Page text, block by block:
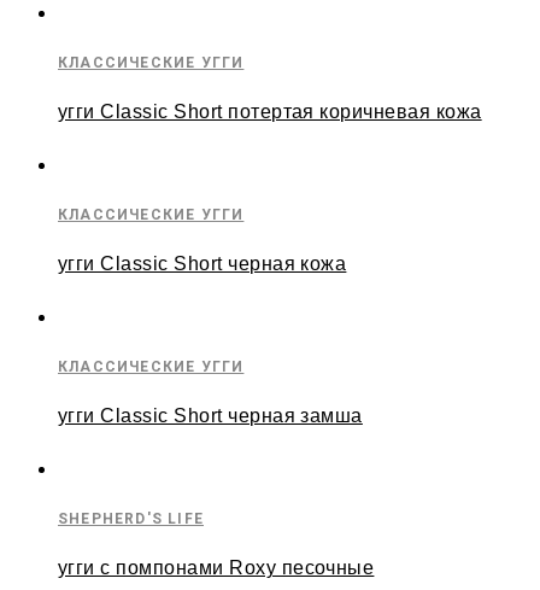
КЛАССИЧЕСКИЕ УГГИ
угги Classic Short потертая коричневая кожа
КЛАССИЧЕСКИЕ УГГИ
угги Classic Short черная кожа
КЛАССИЧЕСКИЕ УГГИ
угги Classic Short черная замша
SHEPHERD'S LIFE
угги с помпонами Roxy песочные